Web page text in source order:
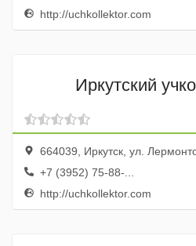
http://uchkollektor.com
Иркутский
664039, Иркутск, ул.
+7 (3952) 75-88-...
http://uchkollektor.com